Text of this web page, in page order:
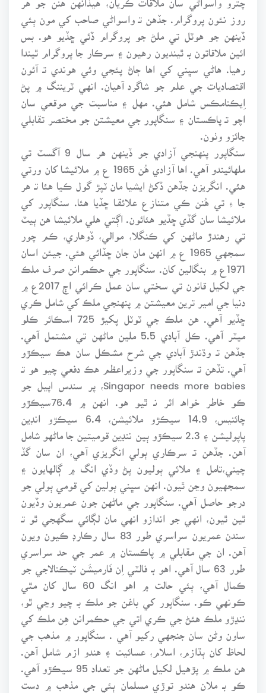
روز نئون پروگرام. جڏهن تـ واسواڻي صاحب کي مون ٻئي
ڏينهن جو هوٽل تي ملڻ جو پروگرام ڏئي ڇڏيو هو. بس
ائين ملاقاتون بـ ٿينديون رهيون ۽ سرڪار جا پروگرام ٿيندا
رهيا. هاڻي سڀني کي اها ڄاڻ پئجي وئي هوندي تـ آئون
اقتصاديات جي علم جو شاگرد آهيان. انهي ٽريننگ ۾ پڻ
اِيڪنامڪس شامل هئي. مهل ۽ مناسبت جي موقعي سان
اچو تـ پاڪستان ۽ سنگاپور جي معيشتن جو مختصر تقابلي
جائزو وٺون.
سنگاپور پنهنجي آزادي جو ڏينهن هر سال 9 آگسٽ تي
ملهائيندو آهي. اها آزادي هُن 1965 ع ۾ ملائيشا کان ورتي
هئي. انگريزن جڏهن ڏکڻ ايشيا مان ٽپڙ گول ڪيا هئا تـ هر
جا ءِ تي هُنن ڪي متنازع علائقـا ڇڏيا هئا. سنگاپور کي
ملائيشا سان گڏي ڇڏيو هئائون. اڳتي هلي ملائيشا هن ٻيٽ
تي رهندڙ ماڻهن کي ڪنگلا، موالي، ڏوهاري، ڪم چور
سمجهي 1965 ع ۾ انهن مان جان ڇڏائي هئي. جيئن اسان
1971ع ۾ بنگالين کان. سنگاپور جي حڪمرانن صرف ملڪ
دنيا جي امير ترين معيشتن ۾ پنهنجي ملڪ کي شامل ڪري
ڇڏيو آهي. هن ملڪ جي ٽوٽل پکيڙ 725 اسڪائر ڪلو
ميٽر آهي. ڪل آبادي 5.5 ملين ماڻهن تي مشتمل آهي.
جڏهن تـ وڌندڙ آبادي جي شرح مشڪل سان هڪ سيڪڙو
آهي. تڏهن تـ سنگاپور جي وزيراعظم هڪ دفعي چيو هو تـ
Singapor needs more babies، پر سندس اپيل جو
چائنيس، 14.9 سيڪڙو ملائيشن، 6.4 سيڪڙو انڊين
پاپوليشن ۽ 2.3 سيڪڙو ٻين ننڍين قوميتين جا ماڻهو شامل
آهن. جڏهن تـ سرڪاري ٻولي انگريزي آهي، ان سان گڏ
چيني،تامل ۽ ملائي ٻوليون پڻ وڏي انگ ۾ ڳالهايون ۽
سمجهيون وڃن ٿيون. انهن سڀني ٻولين کي قومي ٻولي جو
درجو حاصل آهي. سنگاپور جي ماڻهن جون عمريون وڏيون
ٿين ٿيون، انهي جو اندازو انهي مان لڳائي سگهجي ٿو تـ
سندن عمريون سراسري طور 83 سال رڪارڊ ڪيون ويون
آهن. ان جي مقابلي ۾ پاڪستان ۾ عمر جي حد سراسري
طور 63 سال آهي. اهو بـ فالٽي اِن فَارميشَن ٽيڪنالاجي جو
ڪمال آهي، ٻئي حالت ۾ اهو انگ 60 سال کان مٿي
ڪونهي ڪو. سنگاپور کي باغن جو ملڪ بـ چيو وڃي ٿو،
ننڍڙو ملڪ هئڻ جي ڪري اتي جي حڪمرانن هِن ملڪ کي
ساون وڻن سان جنجهي رکيو آهي . سنگاپور ۾ مذهب جي
لحاظ کان ٻڌازم، اسلام، عسائيت ۽ هندو ازم شامل آهن.
هن ملڪ ۾ پڙهيل لکيل ماڻهن جو تعداد 95 سيڪڙو آهي.
ڪو بـ ملان هندو توڙي مسلمان ٻئي جي مذهب ۾ دست